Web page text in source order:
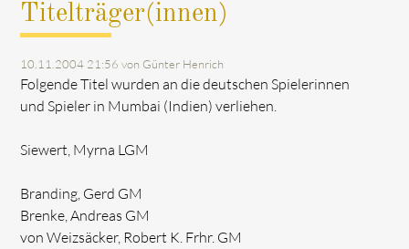
Titelträger(innen)
10.11.2004 21:56 von Günter Henrich
Folgende Titel wurden an die deutschen Spielerinnen
und Spieler in Mumbai (Indien) verliehen.
Siewert, Myrna LGM
Branding, Gerd GM
Brenke, Andreas GM
von Weizsäcker, Robert K. Frhr. GM